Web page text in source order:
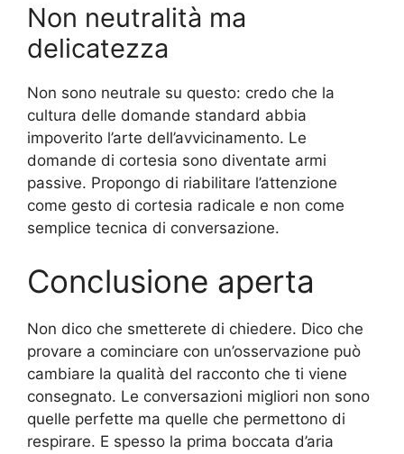
Non neutralità ma
delicatezza
Non sono neutrale su questo: credo che la
cultura delle domande standard abbia
impoverito l’arte dell’avvicinamento. Le
domande di cortesia sono diventate armi
passive. Propongo di riabilitare l’attenzione
come gesto di cortesia radicale e non come
semplice tecnica di conversazione.
Conclusione aperta
Non dico che smetterete di chiedere. Dico che
provare a cominciare con un’osservazione può
cambiare la qualità del racconto che ti viene
consegnato. Le conversazioni migliori non sono
quelle perfette ma quelle che permettono di
respirare. E spesso la prima boccata d’aria